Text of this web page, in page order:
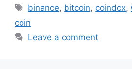
Tags
binance, bitcoin, coindcx,
coin
Leave a comment